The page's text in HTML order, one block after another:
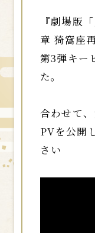
『劇場版
章 猗窩座
第3弾キー
た。
合わせて
PVを公開
さい